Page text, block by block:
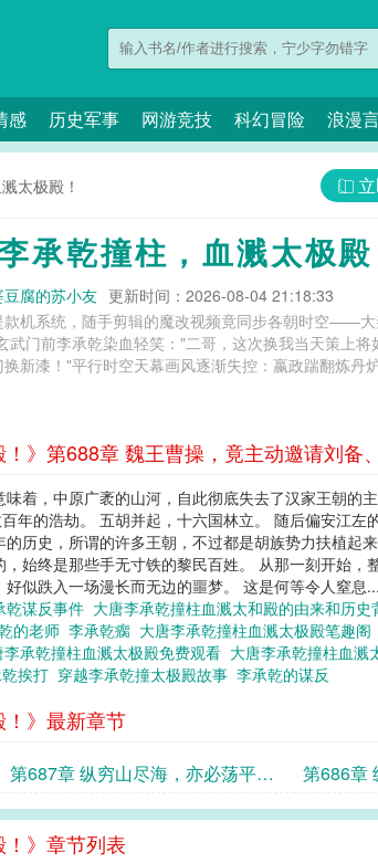
感 历史军事 网游竞技 科幻冒险 浪漫
太极殿！
承乾撞柱，血溅太极殿
腐的苏小友 更新时间：2026-08-04 21:18:33
款机系统，随手剪辑的魔改视频竟同步各朝时空——
武门前李承乾染血轻笑："二哥，这次换我当天策上
新漆！"平行时空天幕画风逐渐失控：嬴政踹翻炼丹
！》第688章 魏王曹操，竟主动邀请刘备
着，中原广袤的山河，自此彻底失去了汉家王朝
年的浩劫。 五胡并起，十六国林立。 随后偏安江
历史，所谓的许多王朝，不过都是胡族势力扶植
始终是那些手无寸铁的黎民百姓。 从那一刻开始
似跌入一场漫长而无边的噩梦。 这是何等令人窒息...
乾谋反事件 大唐李承乾撞柱血溅太和殿的由来和历史
的老师 李承乾瘸 大唐李承乾撞柱血溅太极殿笔趣阁
李承乾撞柱血溅太极殿免费观看 大唐李承乾撞柱血溅
挨打 穿越李承乾撞太极殿故事 李承乾的谋反
！》最新章节
第687章 纵穷山尽海，亦必荡平塞
外，灭其宗庙，绝其血脉！！
第686章
必将他
！》章节列表